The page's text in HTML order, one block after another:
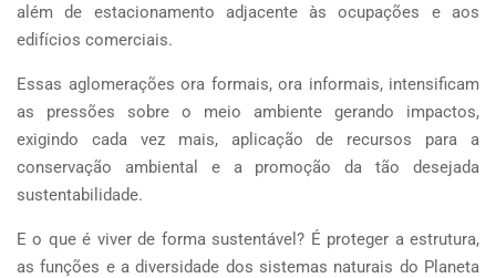
além de estacionamento adjacente às ocupações e aos
edifícios comerciais.
Essas aglomerações ora formais, ora informais, intensificam
as pressões sobre o meio ambiente gerando impactos,
exigindo cada vez mais, aplicação de recursos para a
conservação ambiental e a promoção da tão desejada
sustentabilidade.
E o que é viver de forma sustentável? É proteger a estrutura,
as funções e a diversidade dos sistemas naturais do Planeta